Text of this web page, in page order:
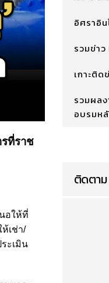
รที่ราช
อให้ที่
เช่า/
ะเมิน
อิศราอิ
รวมข่าว
เกาะติ
รวมผล
อบรมห
ติดตาม